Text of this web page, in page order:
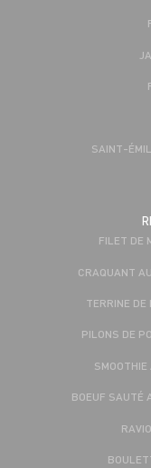
SAINT-
FILET DE
CRAQUANT
TERRINE DE
PILONS DE
BOEUF SAUTÉ